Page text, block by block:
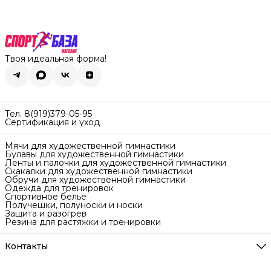
Твоя идеальная форма!
Тел. 8(919)379-05-95
Сертификация и уход
Мячи для художественной гимнастики
Булавы для художественной гимнастики
Ленты и палочки для художественной гимнастики
Скакалки для художественной гимнастики
Обручи для художественной гимнастики
Одежда для тренировок
Спортивное белье
Получешки, полуноски и носки
Защита и разогрев
Резина для растяжки и тренировки
Контакты